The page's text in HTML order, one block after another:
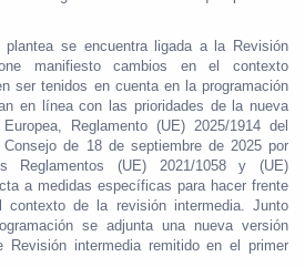
plantea se encuentra ligada a la Revisión
manifiesto cambios en el contexto
ser tenidos en cuenta en la programación
en línea con las prioridades de la nueva
Reglamento (UE) 2025/1914 del
de 18 de septiembre de 2025 por
(UE) 2021/1058 y (UE)
a medidas específicas para hacer frente
de la revisión intermedia. Junto
se adjunta una nueva versión
Revisión intermedia remitido en el primer